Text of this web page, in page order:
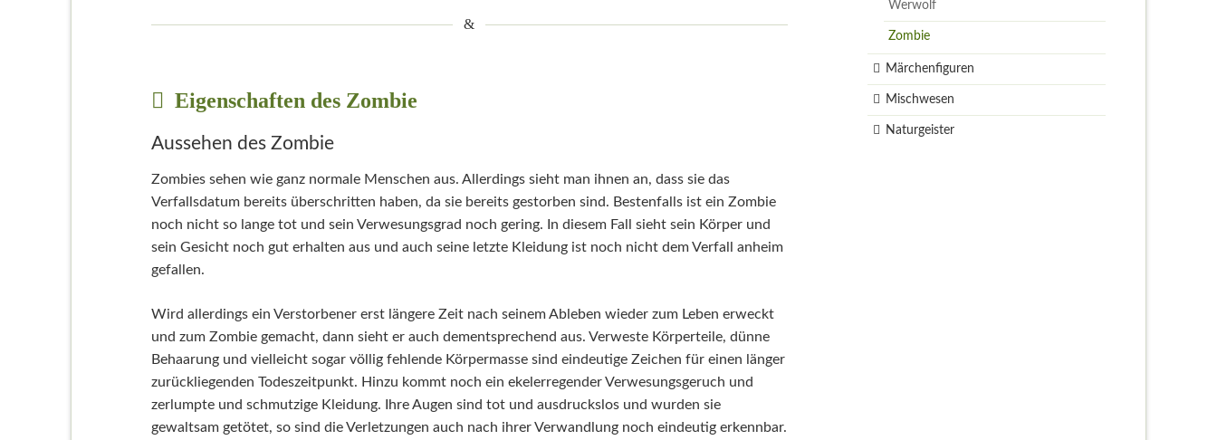
Eigenschaften des Zombie
Aussehen des Zombie
Zombies sehen wie ganz normale Menschen aus. Allerdings sieht man ihnen an, dass sie das
Verfallsdatum bereits überschritten haben, da sie bereits gestorben sind. Bestenfalls ist ein Zombie
noch nicht so lange tot und sein Verwesungsgrad noch gering. In diesem Fall sieht sein Körper und
sein Gesicht noch gut erhalten aus und auch seine letzte Kleidung ist noch nicht dem Verfall anheim
gefallen.
Wird allerdings ein Verstorbener erst längere Zeit nach seinem Ableben wieder zum Leben erweckt
und zum Zombie gemacht, dann sieht er auch dementsprechend aus. Verweste Körperteile, dünne
Behaarung und vielleicht sogar völlig fehlende Körpermasse sind eindeutige Zeichen für einen länger
zurückliegenden Todeszeitpunkt. Hinzu kommt noch ein ekelerregender Verwesungsgeruch und
zerlumpte und schmutzige Kleidung. Ihre Augen sind tot und ausdruckslos und wurden sie
gewaltsam getötet, so sind die Verletzungen auch nach ihrer Verwandlung noch eindeutig erkennbar.
Werwolf
Zombie
Märchenfiguren
Mischwesen
Naturgeister